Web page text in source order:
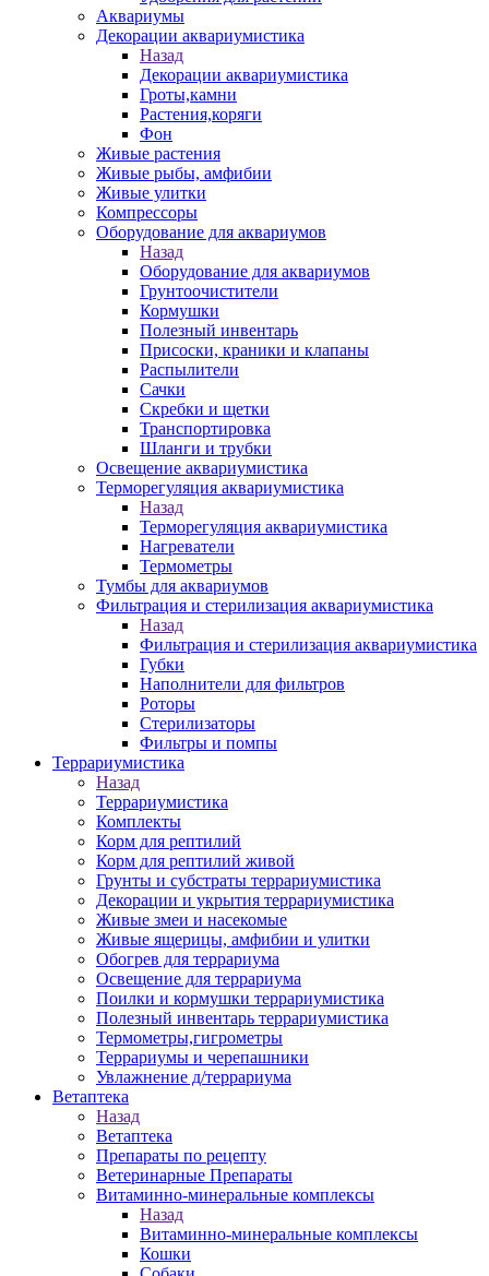
Аквариумы
Декорации аквариумистика
Назад
Декорации аквариумистика
Гроты,камни
Растения,коряги
Фон
Живые растения
Живые рыбы, амфибии
Живые улитки
Компрессоры
Оборудование для аквариумов
Назад
Оборудование для аквариумов
Грунтоочистители
Кормушки
Полезный инвентарь
Присоски, краники и клапаны
Распылители
Сачки
Скребки и щетки
Транспортировка
Шланги и трубки
Освещение аквариумистика
Терморегуляция аквариумистика
Назад
Терморегуляция аквариумистика
Нагреватели
Термометры
Тумбы для аквариумов
Фильтрация и стерилизация аквариумистика
Назад
Фильтрация и стерилизация аквариумистика
Губки
Наполнители для фильтров
Роторы
Стерилизаторы
Фильтры и помпы
Террариумистика
Назад
Террариумистика
Комплекты
Корм для рептилий
Корм для рептилий живой
Грунты и субстраты террариумистика
Декорации и укрытия террариумистика
Живые змеи и насекомые
Живые ящерицы, амфибии и улитки
Обогрев для террариума
Освещение для террариума
Поилки и кормушки террариумистика
Полезный инвентарь террариумистика
Термометры,гигрометры
Террариумы и черепашники
Увлажнение д/террариума
Ветаптека
Назад
Ветаптека
Препараты по рецепту
Ветеринарные Препараты
Витаминно-минеральные комплексы
Назад
Витаминно-минеральные комплексы
Кошки